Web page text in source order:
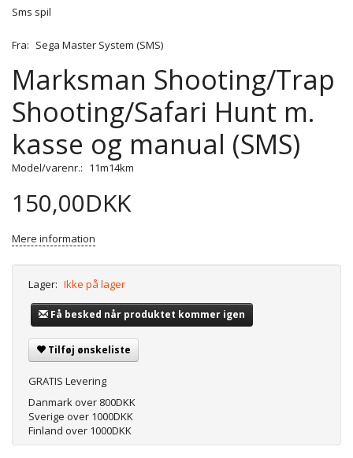
Sms spil
Fra: Sega Master System (SMS)
Marksman Shooting/Trap
Shooting/Safari Hunt m.
kasse og manual (SMS)
Model/varenr.: 11m14km
150,00DKK
Mere information
Lager: Ikke på lager
Få besked når produktet kommer igen
Tilføj ønskeliste
GRATIS Levering
Danmark over 800DKK
Sverige over 1000DKK
Finland over 1000DKK